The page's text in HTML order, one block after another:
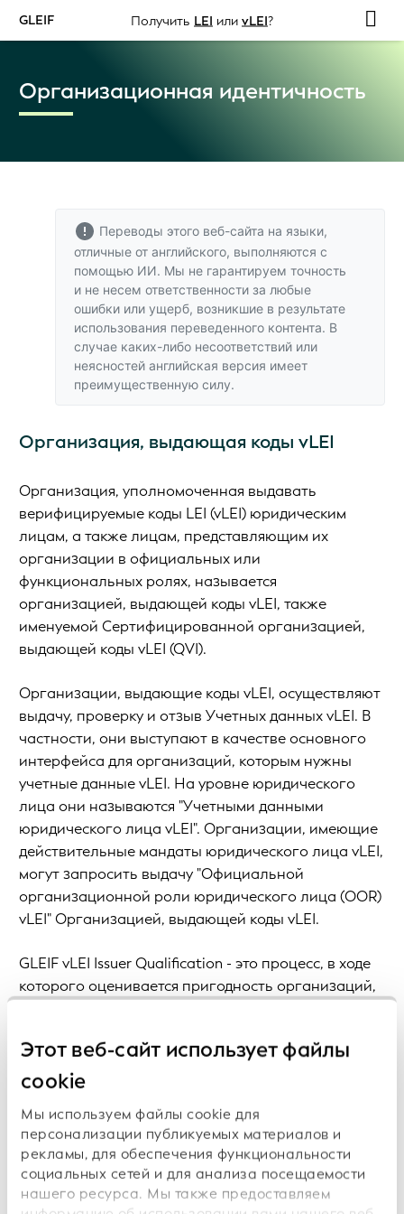
Этот веб-сайт использует файлы
cookie
Мы используем файлы cookie для
персонализации публикуемых материалов и
рекламы, для обеспечения функциональности
социальных сетей и для анализа посещаемости
нашего ресурса. Мы также предоставляем
GLEIF Получить LEI или vLEI?
Организационная идентичность
Переводы этого веб-сайта на языки,
отличные от английского, выполняются с
помощью ИИ. Мы не гарантируем точность
и не несем ответственности за любые
ошибки или ущерб, возникшие в результате
использования переведенного контента. В
случае каких-либо несоответствий или
неясностей английская версия имеет
преимущественную силу.
Организация, выдающая коды vLEI
Организация, уполномоченная выдавать
верифицируемые коды LEI (vLEI) юридическим
лицам, а также лицам, представляющим их
организации в официальных или
функциональных ролях, называется
организацией, выдающей коды vLEI, также
именуемой Сертифицированной организацией,
выдающей коды vLEI (QVI).
Организации, выдающие коды vLEI, осуществляют
выдачу, проверку и отзыв Учетных данных vLEI. В
частности, они выступают в качестве основного
интерфейса для организаций, которым нужны
учетные данные vLEI. На уровне юридического
лица они называются "Учетными данными
юридического лица vLEI". Организации, имеющие
действительные мандаты юридического лица vLEI,
могут запросить выдачу "Официальной
организационной роли юридического лица (OOR)
vLEI" Организацией, выдающей коды vLEI.
GLEIF vLEI Issuer Qualification - это процесс, в ходе
которого оценивается пригодность организаций,
является признанным во всем мире
свидетельством приверженности доверенной
Организациями, выдающими коды vLEI, будут либо
организации, уже выдающие LEI (Местные
операционные подразделения), либо новые